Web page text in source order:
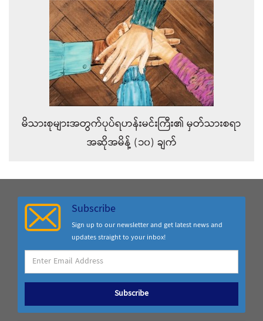
မိသားစုများအတွက်ပုပ်ရဟန်းမင်းကြီး၏ မှတ်သားစရာ
အဆိုအမိန့် (၁၀) ချက်
Subscribe
Sign up to our newsletter and get latest news and
updates straight to your inbox!
Subscribe